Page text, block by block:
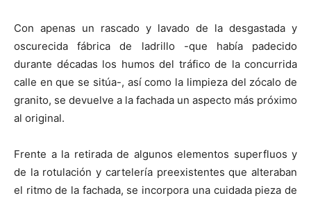
Con apenas un rascado y lavado de la desgastada y
oscurecida fábrica de ladrillo -que había padecido
durante décadas los humos del tráfico de la concurrida
calle en que se sitúa-, así como la limpieza del zócalo de
granito, se devuelve a la fachada un aspecto más próximo
al original.
Frente a la retirada de algunos elementos superfluos y
de la rotulación y cartelería preexistentes que alteraban
el ritmo de la fachada, se incorpora una cuidada pieza de